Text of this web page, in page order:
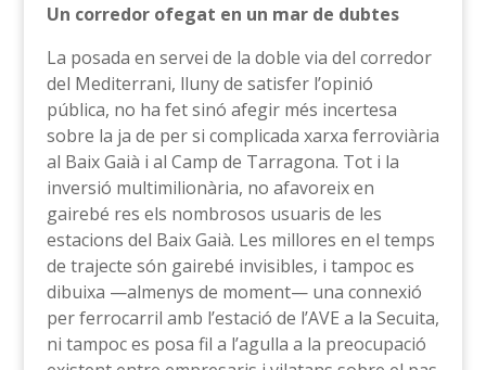
Un corredor ofegat en un mar de dubtes
La posada en servei de la doble via del corredor
del Mediterrani, lluny de satisfer l’opinió
pública, no ha fet sinó afegir més incertesa
sobre la ja de per si complicada xarxa ferroviària
al Baix Gaià i al Camp de Tarragona. Tot i la
inversió multimilionària, no afavoreix en
gairebé res els nombrosos usuaris de les
estacions del Baix Gaià. Les millores en el temps
de trajecte són gairebé invisibles, i tampoc es
dibuixa —almenys de moment— una connexió
per ferrocarril amb l’estació de l’AVE a la Secuita,
ni tampoc es posa fil a l’agulla a la preocupació